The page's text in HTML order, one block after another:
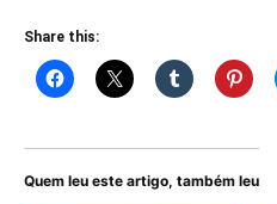
Share this:
Quem leu este artigo, também leu